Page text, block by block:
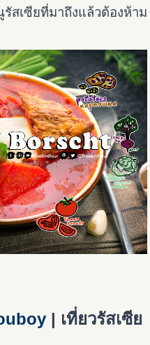
เซียที่มาถึงแล้วต้องห้าม
| เที่ยวรัสเซีย